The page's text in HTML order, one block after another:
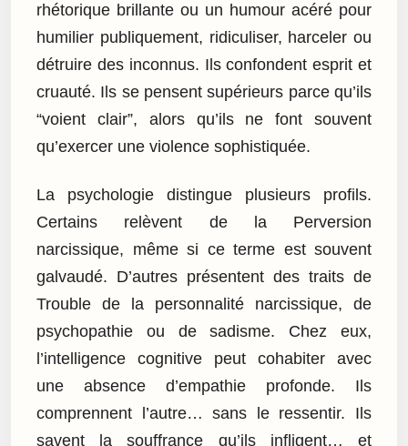
rhétorique brillante ou un humour acéré pour
humilier publiquement, ridiculiser, harceler ou
détruire des inconnus. Ils confondent esprit et
cruauté. Ils se pensent supérieurs parce qu’ils
“voient clair”, alors qu’ils ne font souvent
qu’exercer une violence sophistiquée.
La psychologie distingue plusieurs profils.
Certains relèvent de la Perversion
narcissique, même si ce terme est souvent
galvaudé. D’autres présentent des traits de
Trouble de la personnalité narcissique, de
psychopathie ou de sadisme. Chez eux,
l’intelligence cognitive peut cohabiter avec
une absence d’empathie profonde. Ils
comprennent l’autre… sans le ressentir. Ils
savent la souffrance qu’ils infligent… et